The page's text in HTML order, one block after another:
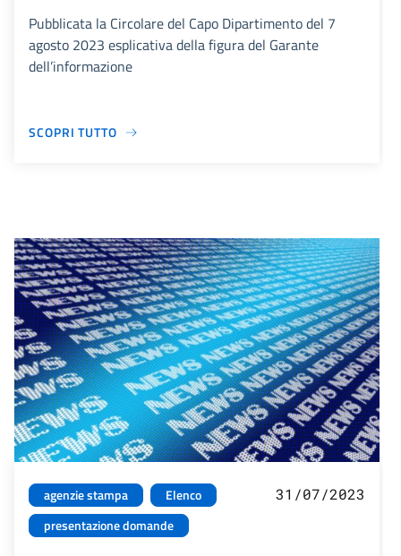
Pubblicata la Circolare del Capo Dipartimento del 7
agosto 2023 esplicativa della figura del Garante
dell’informazione
SCOPRI TUTTO
agenzie stampa
Elenco
presentazione domande
31/07/2023